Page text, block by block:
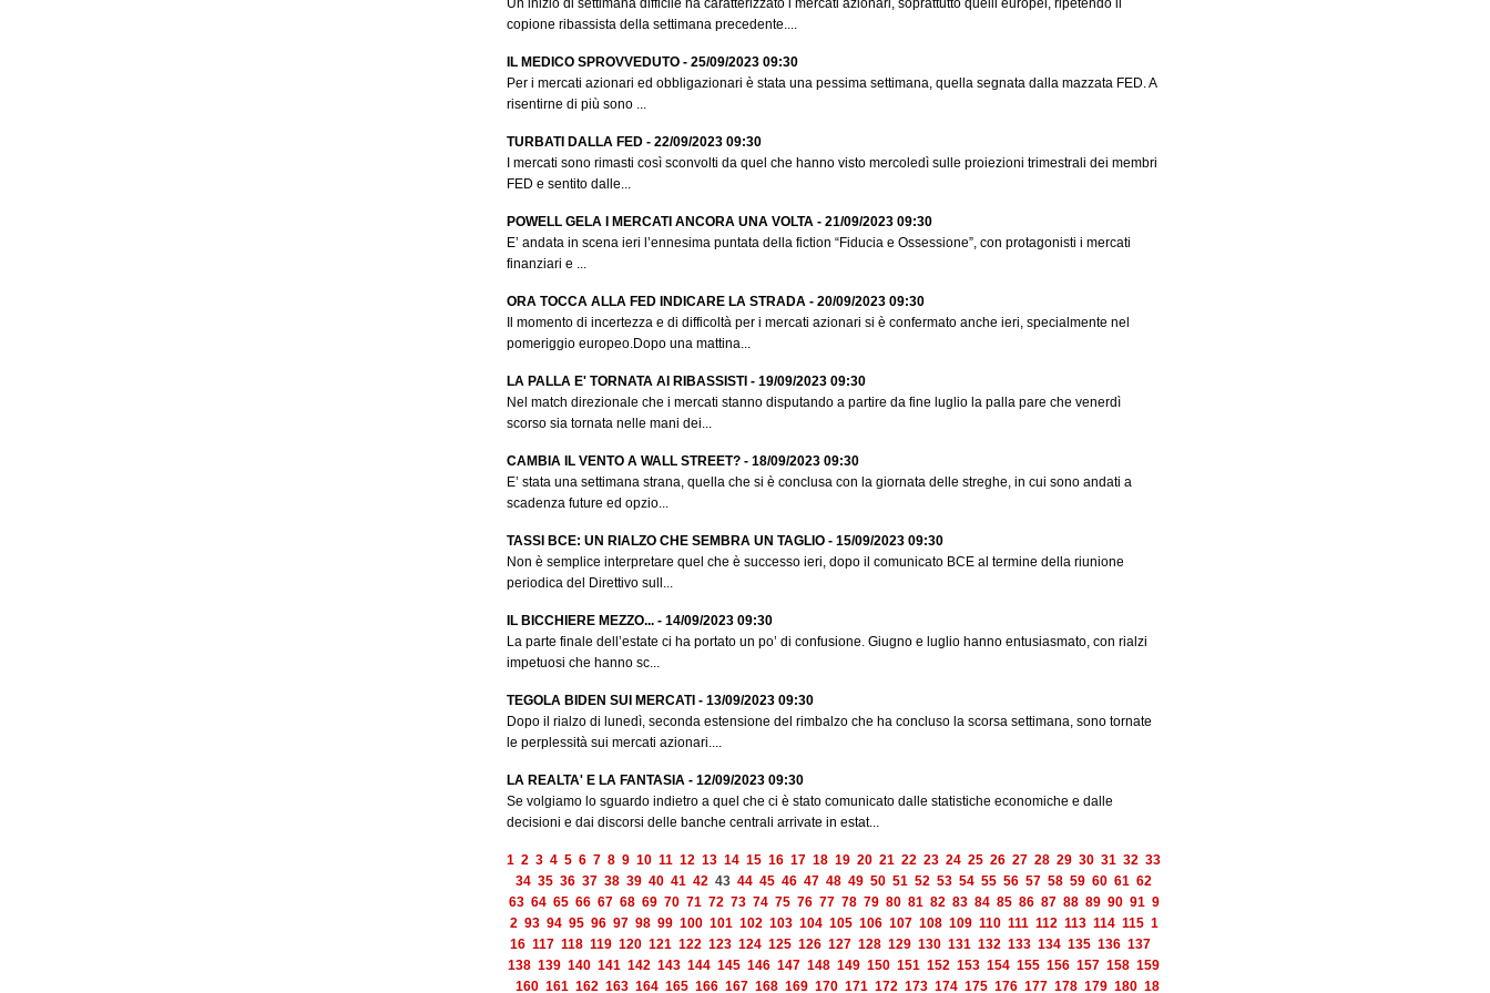
Un inizio di settimana difficile ha caratterizzato i mercati azionari, soprattutto quelli europei, ripetendo il
copione ribassista della settimana precedente....
IL MEDICO SPROVVEDUTO - 25/09/2023 09:30
Per i mercati azionari ed obbligazionari è stata una pessima settimana, quella segnata dalla mazzata FED. A
risentirne di più sono ...
TURBATI DALLA FED - 22/09/2023 09:30
I mercati sono rimasti così sconvolti da quel che hanno visto mercoledì sulle proiezioni trimestrali dei membri
FED e sentito dalle...
POWELL GELA I MERCATI ANCORA UNA VOLTA - 21/09/2023 09:30
E’ andata in scena ieri l’ennesima puntata della fiction “Fiducia e Ossessione”, con protagonisti i mercati
finanziari e ...
ORA TOCCA ALLA FED INDICARE LA STRADA - 20/09/2023 09:30
Il momento di incertezza e di difficoltà per i mercati azionari si è confermato anche ieri, specialmente nel
pomeriggio europeo.Dopo una mattina...
LA PALLA E' TORNATA AI RIBASSISTI - 19/09/2023 09:30
Nel match direzionale che i mercati stanno disputando a partire da fine luglio la palla pare che venerdì
scorso sia tornata nelle mani dei...
CAMBIA IL VENTO A WALL STREET? - 18/09/2023 09:30
E’ stata una settimana strana, quella che si è conclusa con la giornata delle streghe, in cui sono andati a
scadenza future ed opzio...
TASSI BCE: UN RIALZO CHE SEMBRA UN TAGLIO - 15/09/2023 09:30
Non è semplice interpretare quel che è successo ieri, dopo il comunicato BCE al termine della riunione
periodica del Direttivo sull...
IL BICCHIERE MEZZO... - 14/09/2023 09:30
La parte finale dell’estate ci ha portato un po’ di confusione. Giugno e luglio hanno entusiasmato, con rialzi
impetuosi che hanno sc...
TEGOLA BIDEN SUI MERCATI - 13/09/2023 09:30
Dopo il rialzo di lunedì, seconda estensione del rimbalzo che ha concluso la scorsa settimana, sono tornate
le perplessità sui mercati azionari....
LA REALTA' E LA FANTASIA - 12/09/2023 09:30
Se volgiamo lo sguardo indietro a quel che ci è stato comunicato dalle statistiche economiche e dalle
decisioni e dai discorsi delle banche centrali arrivate in estat...
1 2 3 4 5 6 7 8 9 10 11 12 13 14 15 16 17 18 19 20 21 22 23 24 25 26 27 28 29 30 31 32 33
34 35 36 37 38 39 40 41 42 43 44 45 46 47 48 49 50 51 52 53 54 55 56 57 58 59 60 61 62
63 64 65 66 67 68 69 70 71 72 73 74 75 76 77 78 79 80 81 82 83 84 85 86 87 88 89 90 91 9
2 93 94 95 96 97 98 99 100 101 102 103 104 105 106 107 108 109 110 111 112 113 114 115 1
16 117 118 119 120 121 122 123 124 125 126 127 128 129 130 131 132 133 134 135 136 137
138 139 140 141 142 143 144 145 146 147 148 149 150 151 152 153 154 155 156 157 158 159
160 161 162 163 164 165 166 167 168 169 170 171 172 173 174 175 176 177 178 179 180 18